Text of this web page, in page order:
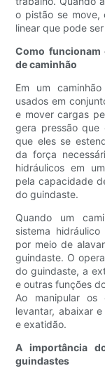
o pistão se move,
linear que pode
Como
de caminhão
Em um
usados ​​em
e mover cargas
gera pressão que
que eles se
da força
hidráulicos em
pela capacidade
do guindaste.
Quando um
sistema
por meio de
guindaste. O
do guindaste, a
e outras funções
Ao manipular os
levantar, abaixar
e exatidão.
A importância
guindastes